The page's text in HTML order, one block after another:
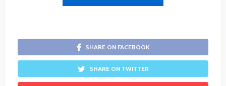
SHARE ON FACEBOOK
SHARE ON TWITTER